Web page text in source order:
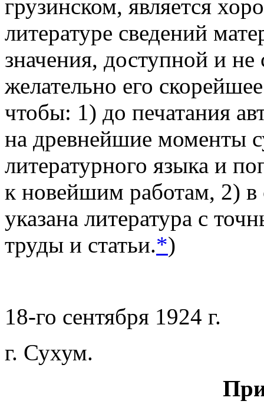
грузинском, является
литературе сведений
значения, доступной и
желательно его
чтобы: 1) до печатания
на древнейшие моменты
литературного языка и
к новейшим работам, 2)
указана литература с
труды и статьи.*)
18-го сентября 1924 г.
г. Сухум.